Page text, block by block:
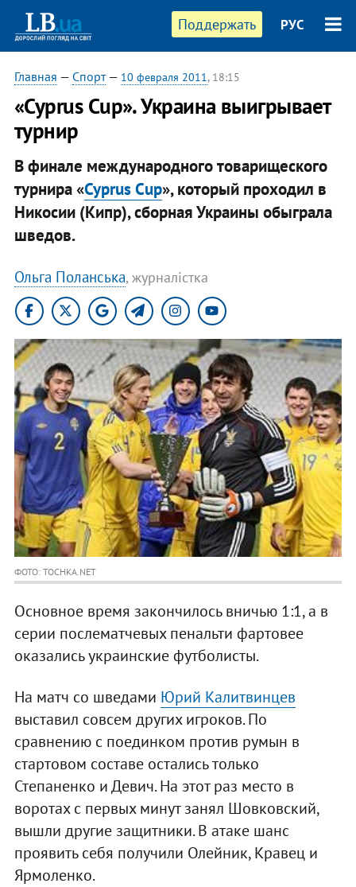
Поддержать РУС
Главная — Спорт— 10 февраля 2011, 18:15
«Cyprus Cup». Украина выигрывает
турнир
В финале международного товарищеского
турнира «Cyprus Cup», который проходил в
Никосии (Кипр), сборная Украины обыграла
шведов.
Ольга Поланська, журналістка
ФОТО: TOCHKA.NET
Основное время закончилось вничью 1:1, а в
серии послематчевых пенальти фартовее
оказались украинские футболисты.
На матч со шведами Юрий Калитвинцев
выставил совсем других игроков. По
сравнению с поединком против румын в
стартовом составе остались только
Степаненко и Девич. На этот раз место в
воротах с первых минут занял Шовковский,
вышли другие защитники. В атаке шанс
проявить себя получили Олейник, Кравец и
Ярмоленко.